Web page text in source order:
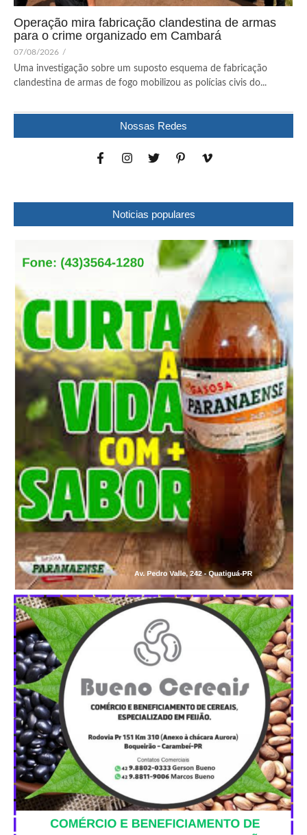
Operação mira fabricação clandestina de armas
para o crime organizado em Cambará
07/08/2026 /
Uma investigação sobre um suposto esquema de fabricação
clandestina de armas de fogo mobilizou as polícias civis do...
Nossas Redes
Noticias populares